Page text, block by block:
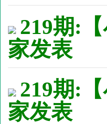
219期:
家发表
219期:
家发表